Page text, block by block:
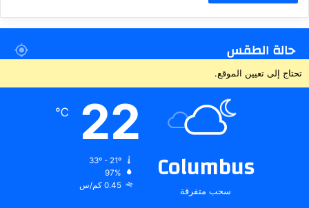
حالة الطقس
تحتاج إلى تعيين الموقع.
Columbus
سحب متفرقة
22
℃
97%
0.45 كم/س